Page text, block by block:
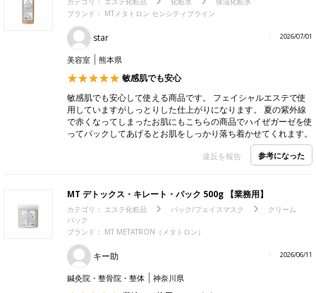
ブランド： MTメタトロン センシティブライン
star 2026/07/01
美容室 熊本県
敏感肌でも安心
敏感肌でも安心して使える商品です。 フェイシャルエステで使
用していますがしっとりした仕上がりになります。 夏の紫外線
で赤くなってしまったお肌にもこちらの商品でハイぜガーゼを使
ってパックしてあげるとお肌をしっかり落ち着かせてくれます。
違反を報告 参考になった
MT デトックス・キレート・パック 500g 【業務用】
カテゴリ： エステ化粧品 パック/フェイスマスク
クリーム
パック
ブランド： MT METATRON（メタトロン）
キー助 2026/06/11
鍼灸院・整骨院・整体 神奈川県